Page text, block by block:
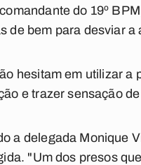
do 19º
de bem para desviar a
hesitam em utilizar a
e trazer sensação
a delegada Monique
"Um dos presos